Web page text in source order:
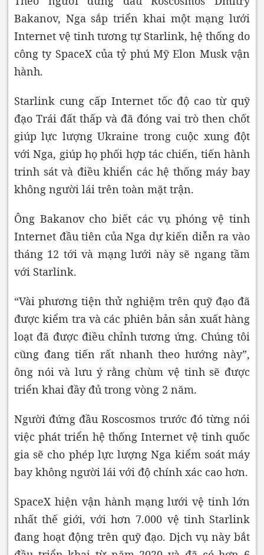
Bakanov, Nga sắp triển khai một mạng lưới
Internet vệ tinh tương tự Starlink, hệ thống do
công ty SpaceX của tỷ phú Mỹ Elon Musk vận
hành.
Starlink cung cấp Internet tốc độ cao từ quỹ
đạo Trái đất thấp và đã đóng vai trò then chốt
giúp lực lượng Ukraine trong cuộc xung đột
với Nga, giúp họ phối hợp tác chiến, tiến hành
trinh sát và điều khiển các hệ thống máy bay
không người lái trên toàn mặt trận.
Ông Bakanov cho biết các vụ phóng vệ tinh
Internet đầu tiên của Nga dự kiến diễn ra vào
tháng 12 tới và mạng lưới này sẽ ngang tầm
với Starlink.
“Vài phương tiện thử nghiệm trên quỹ đạo đã
được kiểm tra và các phiên bản sản xuất hàng
loạt đã được điều chỉnh tương ứng. Chúng tôi
cũng đang tiến rất nhanh theo hướng này”,
ông nói và lưu ý rằng chùm vệ tinh sẽ được
triển khai đầy đủ trong vòng 2 năm.
Người đứng đầu Roscosmos trước đó từng nói
việc phát triển hệ thống Internet vệ tinh quốc
gia sẽ cho phép lực lượng Nga kiểm soát máy
bay không người lái với độ chính xác cao hơn.
SpaceX hiện vận hành mạng lưới vệ tinh lớn
nhất thế giới, với hơn 7.000 vệ tinh Starlink
đang hoạt động trên quỹ đạo. Dịch vụ này bắt